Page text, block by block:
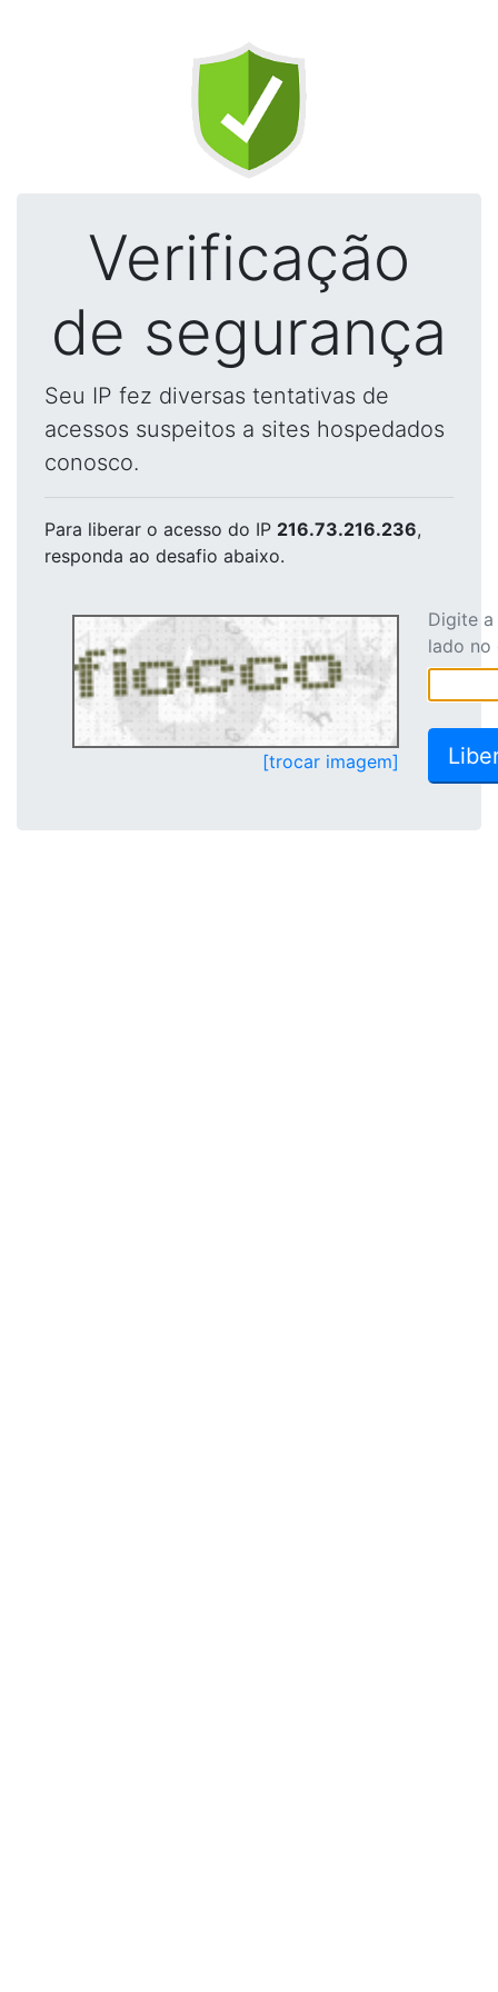
Verificação
de segurança
Seu IP fez diversas tentativas de
acessos suspeitos a sites hospedados
conosco.
Para liberar o acesso do IP 216.73.216.236,
responda ao desafio abaixo.
[trocar imagem]
Digite
lado no